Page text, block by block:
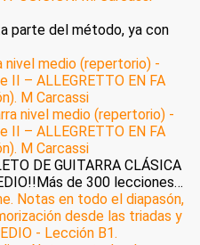
parte del método, ya con
nivel medio (repertorio) -
II – ALLEGRETTO EN FA
M Carcassi
DE GUITARRA CLÁSICA
de 300 lecciones…
Notas en todo el diapasón,
desde las triadas y
- Lección B1.